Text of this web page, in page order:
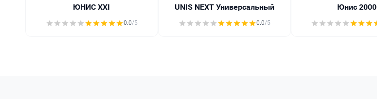
ЮНИС XXI
0.0/5
UNIS NEXT Универсальный
0.0/5
Юнис 2000